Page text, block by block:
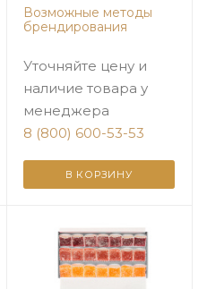
Возможные методы
брендирования
Уточняйте цену и
наличие товара у
менеджера
8 (800) 600-53-53
В КОРЗИНУ